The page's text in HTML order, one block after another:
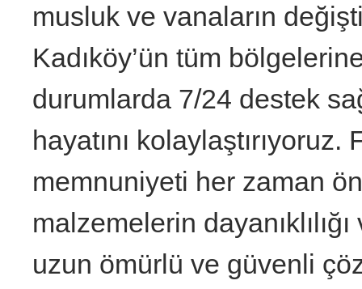
musluk ve vanaların
Kadıköy’ün tüm
durumlarda 7/24 destek
hayatını
memnuniyeti her zaman
malzemelerin
uzun ömürlü ve güvenli